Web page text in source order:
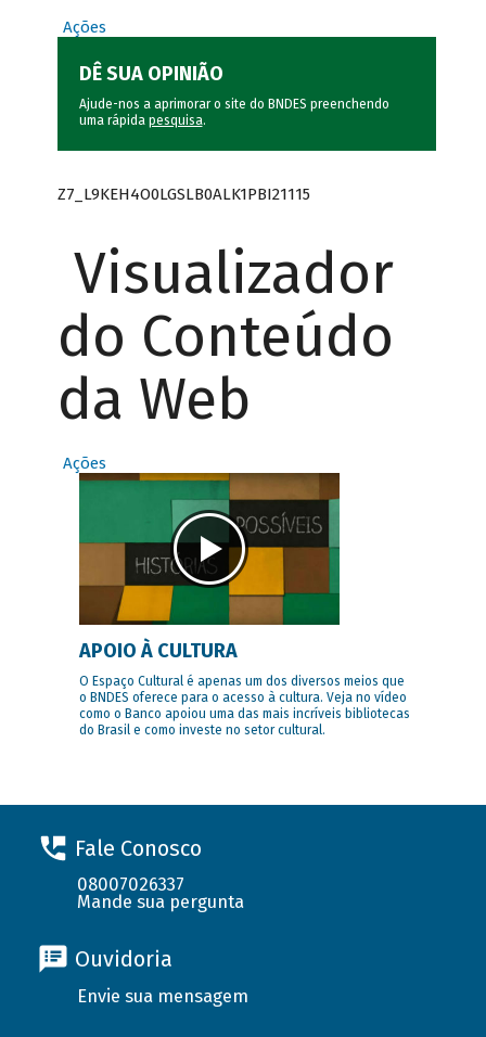
Ações
DÊ SUA OPINIÃO
Ajude-nos a aprimorar o site do BNDES preenchendo
uma rápida pesquisa.
Z7_L9KEH4O0LGSLB0ALK1PBI21115
Visualizador
do Conteúdo
da Web
Ações
APOIO À CULTURA
O Espaço Cultural é apenas um dos diversos meios que
o BNDES oferece para o acesso à cultura. Veja no vídeo
como o Banco apoiou uma das mais incríveis bibliotecas
do Brasil e como investe no setor cultural.
Fale Conosco
08007026337
Mande sua pergunta
Ouvidoria
Envie sua mensagem